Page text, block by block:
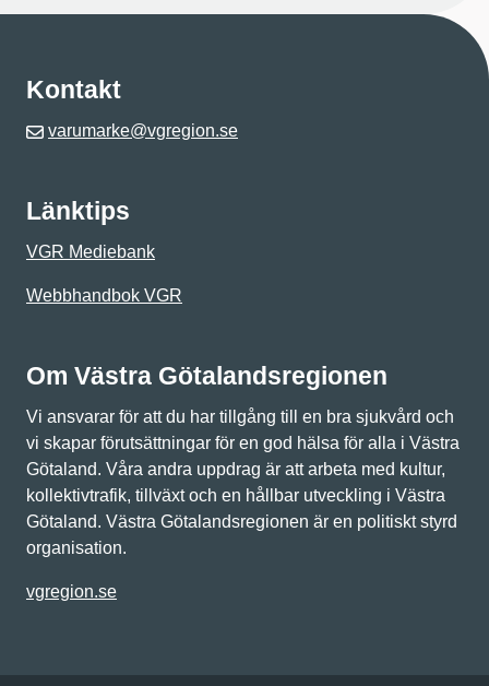
Kontakt
varumarke@vgregion.se
Länktips
VGR Mediebank
Webbhandbok VGR
Om Västra Götalandsregionen
Vi ansvarar för att du har tillgång till en bra sjukvård och
vi skapar förutsättningar för en god hälsa för alla i Västra
Götaland. Våra andra uppdrag är att arbeta med kultur,
kollektivtrafik, tillväxt och en hållbar utveckling i Västra
Götaland. Västra Götalandsregionen är en politiskt styrd
organisation.
vgregion.se